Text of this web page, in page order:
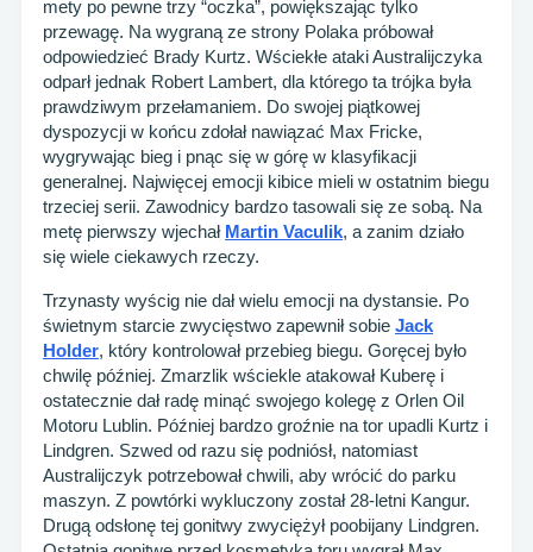
mety po pewne trzy “oczka”, powiększając tylko
przewagę. Na wygraną ze strony Polaka próbował
odpowiedzieć Brady Kurtz. Wściekłe ataki Australijczyka
odparł jednak Robert Lambert, dla którego ta trójka była
prawdziwym przełamaniem. Do swojej piątkowej
dyspozycji w końcu zdołał nawiązać Max Fricke,
wygrywając bieg i pnąc się w górę w klasyfikacji
generalnej. Najwięcej emocji kibice mieli w ostatnim biegu
trzeciej serii. Zawodnicy bardzo tasowali się ze sobą. Na
metę pierwszy wjechał Martin Vaculik, a zanim działo
się wiele ciekawych rzeczy.
Trzynasty wyścig nie dał wielu emocji na dystansie. Po
świetnym starcie zwycięstwo zapewnił sobie Jack
Holder, który kontrolował przebieg biegu. Goręcej było
chwilę później. Zmarzlik wściekle atakował Kuberę i
ostatecznie dał radę minąć swojego kolegę z Orlen Oil
Motoru Lublin. Później bardzo groźnie na tor upadli Kurtz i
Lindgren. Szwed od razu się podniósł, natomiast
Australijczyk potrzebował chwili, aby wrócić do parku
maszyn. Z powtórki wykluczony został 28-letni Kangur.
Drugą odsłonę tej gonitwy zwyciężył poobijany Lindgren.